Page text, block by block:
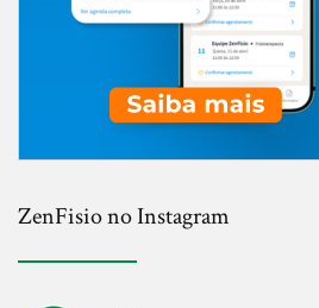
ZenFisio no Instagram